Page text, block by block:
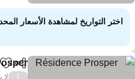
اختر التواريخ لمشاهدة الأسعار
مشاركة
لا